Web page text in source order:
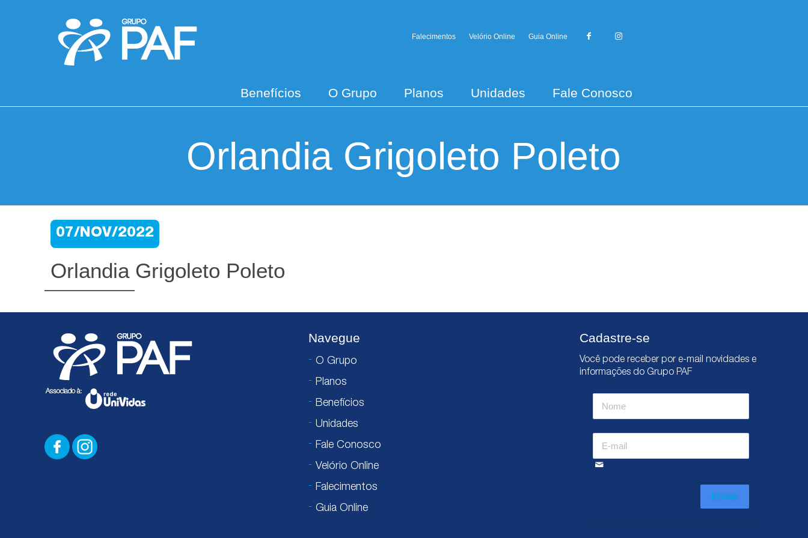
Falecimentos Velório Online Guia Online
Benefícios O Grupo Planos Unidades Fale Conosco
Orlandia Grigoleto Poleto
07/NOV/2022
Orlandia Grigoleto Poleto
Navegue
O Grupo
Planos
Benefícios
Unidades
Fale Conosco
Velório Online
Falecimentos
Guia Online
Cadastre-se
Você pode receber por e-mail novidades e
informações do Grupo PAF
Enviar